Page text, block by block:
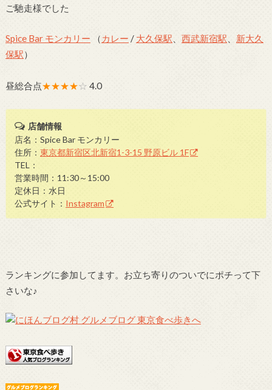
ご馳走様でした
Spice Bar モンカリー （ カレー / 大久保駅 西武新宿駅
新大久
保駅）
昼総合点★★★★☆ 4.0
店舗情報
店名：Spice Bar モンカリー
住所：東京都新宿区北新宿1-3-15 野原ビル 1F
TEL：
営業時間：11:30～15:00
定休日：水日
公式サイト： Instagram
ランキングに参加してます。お立ち寄りのついでにポチって下
さいな♪